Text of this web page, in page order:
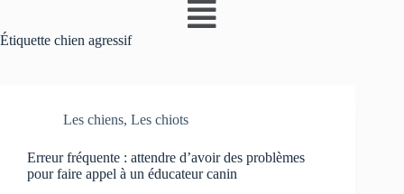
Étiquette chien agressif
Les chiens, Les chiots
Erreur fréquente : attendre d’avoir des problèmes
pour faire appel à un éducateur canin